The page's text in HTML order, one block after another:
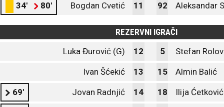
34' 80' Bogdan Cvetić 11 92 Aleksandar
REZERVNI IGRAČI
Luka Đurović (G)
12 5 Stefan
Ivan Šćekić 13 15 Almin Balić
69' Jovan Radnjić 14 18 Ilija Ćetković